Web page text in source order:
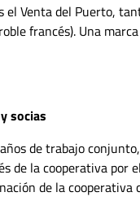
Venta del Puerto,
francés). Una
socias
de trabajo
de la cooperativa por
de la cooperativa